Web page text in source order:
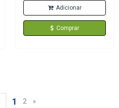
Adicionar
Comprar
1 2 »